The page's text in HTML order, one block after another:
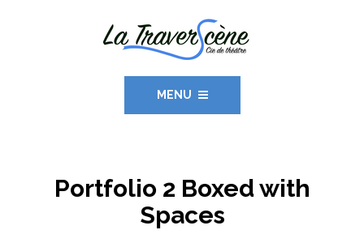
MENU
Portfolio 2 Boxed with
Spaces